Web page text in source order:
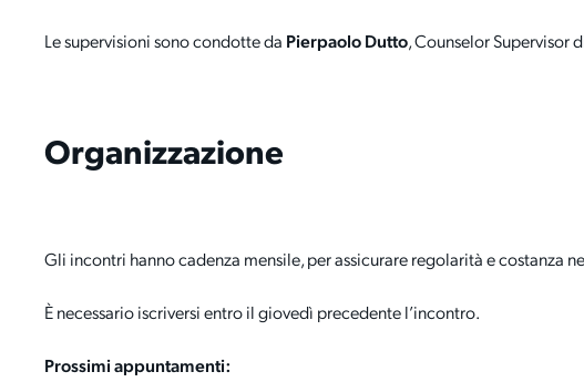
Le supervisioni sono condotte da Pierpaolo Dutto, Counselor Supervisor
Organizzazione
Gli incontri hanno cadenza mensile, per assicurare regolarità e costanza
È necessario iscriversi entro il giovedì precedente l’incontro.
Prossimi appuntamenti: